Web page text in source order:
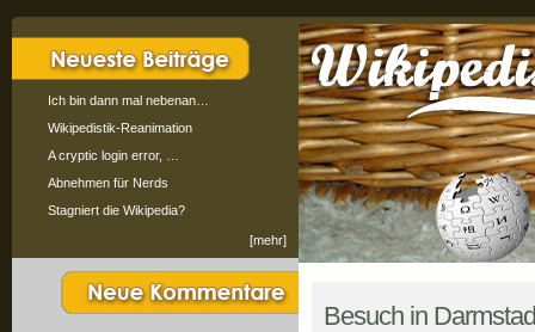
Ich bin dann mal nebenan…
Wikipedistik-Reanimation
A cryptic login error, …
Abnehmen für Nerds
Stagniert die Wikipedia?
[mehr]
Besuch in